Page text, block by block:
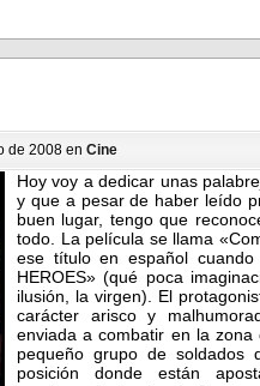
de 2008 en Cine
Hoy voy a dedicar unas
y que a pesar de haber leído
buen lugar, tengo que
todo. La película se llama
ese título en español
HEROES» (qué poca
ilusión, la virgen). El
carácter arisco y
enviada a combatir en la
pequeño grupo de soldados
posición donde están